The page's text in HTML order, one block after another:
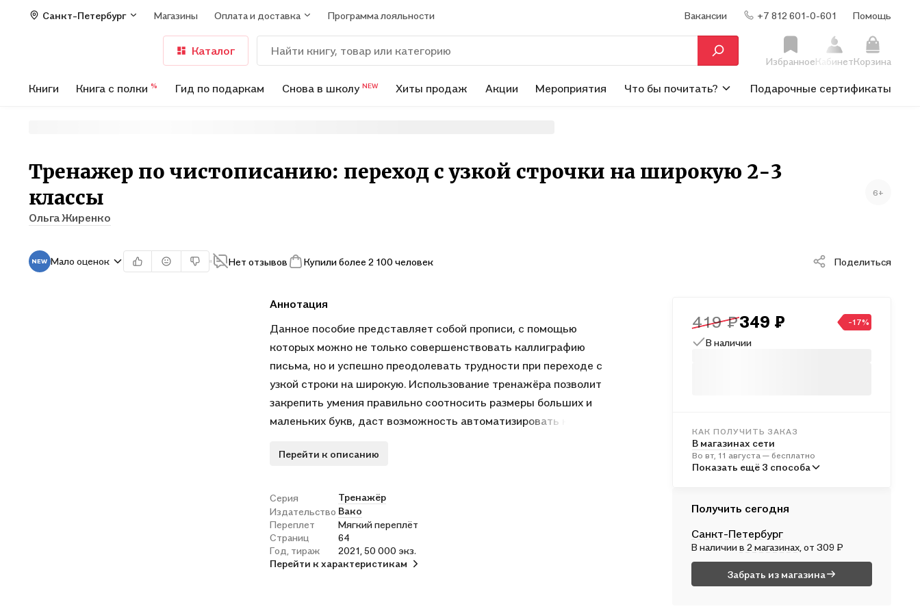
Санкт-Петербург Магазины Оплата и доставка Программа лояльности Вакансии +7 812 601-0-601 Помощь
Каталог
ИзбранноеКабинетКорзина
Книги Книга с полки % Гид по подаркам Снова в школу NEW Хиты продаж Акции Мероприятия Что бы почитать? Подарочные сертификаты
Тренажер по чистописанию: переход с узкой строчки на широкую 2-3
классы
Ольга Жиренко
6+
Мало оценок Нет отзывов Купили более 2 100 человек Поделиться
Аннотация
Данное пособие представляет собой прописи, с помощью
которых можно не только совершенствовать каллиграфию
письма, но и успешно преодолевать трудности при переходе с
узкой строки на широкую. Использование тренажёра позволит
закрепить умения правильно соотносить размеры больших и
маленьких букв, даст возможность автоматизировать навык
письму, успешно овладеть навыком скорописи. Тренажёр
и индивидуальной работы дома.
Перейти к описанию
Серия
Тренажёр
Издательство Вако
Переплет
Мягкий переплёт
Страниц
64
Год, тираж
2021, 50 000 экз.
Перейти к характеристикам
419 ₽349 ₽ -17%
В наличии
КАК ПОЛУЧИТЬ ЗАКАЗ
В магазинах сети
Во вт, 11 августа — бесплатно
В пунктах выдачи
В ср, 12 августа — от 312 ₽
Почтой России
В чт, 13 августа — от 499 ₽
Показать ещё 3 способа
Получить сегодня
Санкт-Петербург
В наличиив 2 магазинах , от 309 ₽
Забрать из магазина